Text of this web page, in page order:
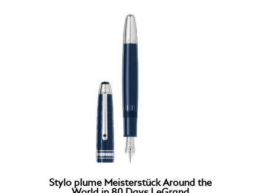
Stylo plume Meisterstück Around the